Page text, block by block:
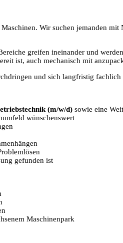
Wir suchen jemanden
greifen ineinander und
ist, auch mechanisch mit
und sich langfristig
(m/w/d) sowie eine
wünschenswert
gefunden ist
Maschinenpark